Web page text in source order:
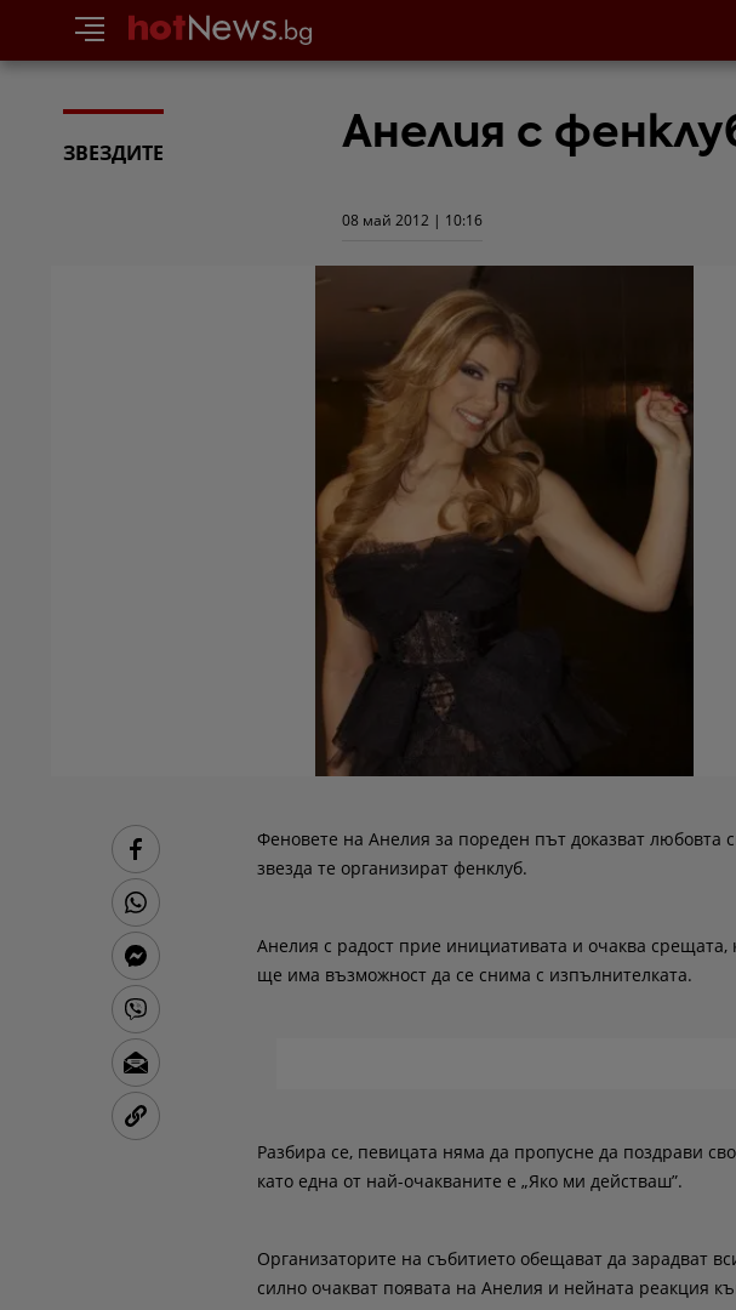
ЗВЕЗДИТЕ Анелия с
08 май 2012 | 10:16
Феновете на Анелия за пореден път доказват
звезда те организират фенклуб.
Анелия с радост прие инициативата и очаква
ще има възможност да се снима с изпълнителката.
Разбира се, певицата няма да пропусне да поздрави
като една от най-очакваните е „Яко ми действаш”.
Организаторите на събитието обещават да зарадват
силно очакват появата на Анелия и нейната реакция